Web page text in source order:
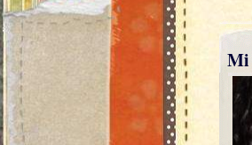
Mi